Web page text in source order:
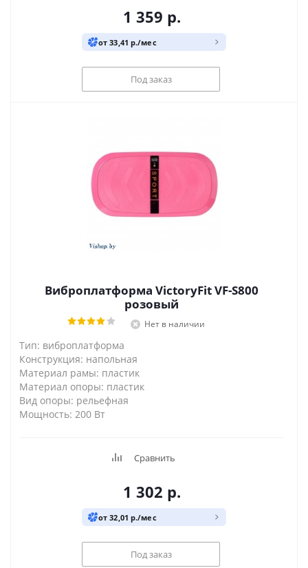
1 359 р.
от 33,41 р./мес
Под заказ
Виброплатформа VictoryFit VF-S800
розовый
Нет в наличии
Тип: виброплатформа
Конструкция: напольная
Материал рамы: пластик
Материал опоры: пластик
Вид опоры: рельефная
Мощность: 200 Вт
Сравнить
1 302 р.
от 32,01 р./мес
Под заказ